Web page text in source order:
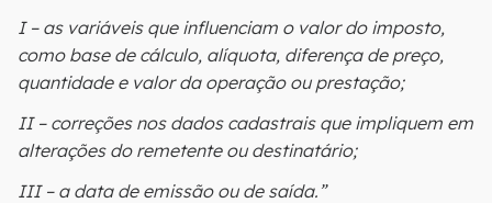
I – as variáveis que influenciam o valor do imposto,
como base de cálculo, alíquota, diferença de preço,
quantidade e valor da operação ou prestação;
II – correções nos dados cadastrais que impliquem em
alterações do remetente ou destinatário;
III – a data de emissão ou de saída.”